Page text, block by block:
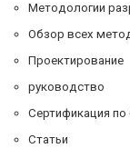
Методологии
Обзор всех
Проектирование
руководство
Сертификация по
Статьи